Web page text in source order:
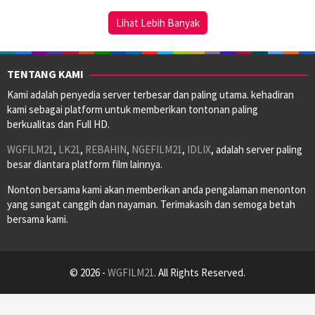
Lihat Lebih Banyak
TENTANG KAMI
Kami adalah penyedia server terbesar dan paling utama. kehadiran
kami sebagai platform untuk memberikan tontonan paling
berkualitas dan Full HD.
WGFILM21, LK21, REBAHIN, NGEFILM21, IDLIX, adalah server paling
besar diantara platform film lainnya.
Nonton bersama kami akan memberikan anda pengalaman menonton
yang sangat canggih dan nayaman. Terimakasih dan semoga betah
bersama kami.
© 2026 - WGFILM21. All Rights Reserved.